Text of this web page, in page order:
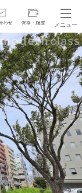
メニュー
線から探す